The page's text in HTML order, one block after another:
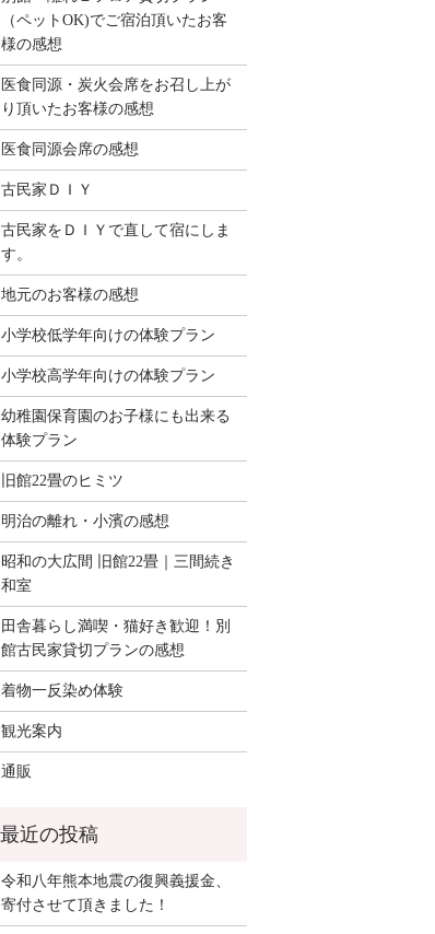
（ペットOK)でご宿泊頂いたお客
様の感想
医食同源・炭火会席をお召し上が
り頂いたお客様の感想
医食同源会席の感想
古民家ＤＩＹ
古民家をＤＩＹで直して宿にしま
す。
地元のお客様の感想
小学校低学年向けの体験プラン
小学校高学年向けの体験プラン
幼稚園保育園のお子様にも出来る
体験プラン
旧館22畳のヒミツ
明治の離れ・小濱の感想
昭和の大広間 旧館22畳｜三間続き
和室
田舎暮らし満喫・猫好き歓迎！別
館古民家貸切プランの感想
着物一反染め体験
観光案内
通販
令和八年熊本地震の復興義援金、
寄付させて頂きました！